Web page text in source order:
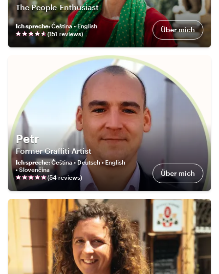
The People-Enthusiast
Ich spreche:Čeština • English
(151 reviews) Über mich
Petr
Former Graffiti Artist
Ich spreche: Čeština • Deutsch • English
• Slovenčina
(54 reviews) Über mich